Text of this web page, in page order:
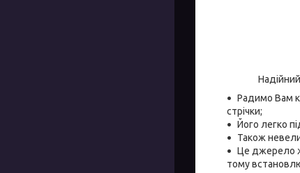
Радимо Вам
стрічки;
Його легко
Також
Це джерело
тому